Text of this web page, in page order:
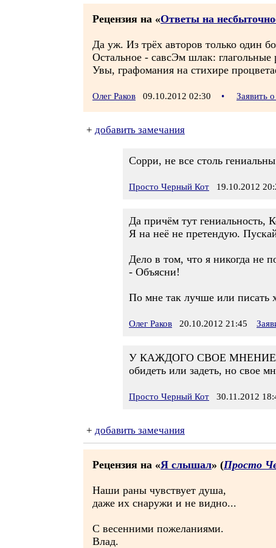
Рецензия на «Ответы на
Да уж. Из трёх авторов только один
Остальное - савсЭм шлак:
Увы, графомания на стихире
Олег Раков 09.10.2012 02:30 • Заявить
+ добавить замечания
Сорри, не все столь
Просто Черный Кот 19.10.2012
Да причём тут гениальность,
Я на неё не претендую.
Дело в том, что я никогда не
- Объясни!
По мне так лучше или писать
Олег Раков 20.10.2012 21:45
У КАЖДОГО СВОЕ МНЕНИЕ -
обидеть или задеть, но свое
Просто Черный Кот 30.11.2012
+ добавить замечания
Рецензия на «Я слышал» (Просто
Наши раны чувствует душа,
даже их снаружи и не видно...
С весенними пожеланиями.
Влад.